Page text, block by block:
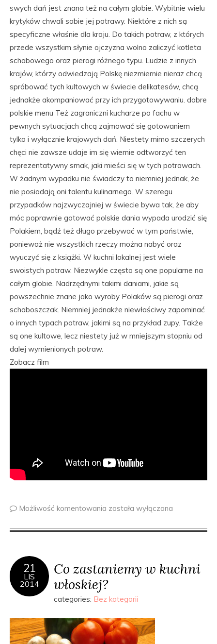
swych dań jest znana też na całym globie. Wybitnie wielu
krytyków chwali sobie jej potrawy. Niektóre z nich są
specyficzne właśnie dla kraju. Do takich potraw, z których
przede wszystkim słynie ojczyzna wolno zaliczyć kotleta
schabowego oraz pierogi różnego typu. Ludzie z innych
krajów, którzy odwiedzają Polskę niezmiernie nieraz chcą
spróbować tych kultowych w świecie delikatesów, chcą
jednakże akompaniować przy ich przygotowywaniu. dobre
polskie menu Też zagraniczni kucharze po fachu w
pewnych sytuacjach chcą zajmować się gotowaniem
tylko i wyłącznie krajowych dań. Niestety mimo szczerych
chęci nie zawsze udaje im się wiernie odtworzyć ten
reprezentatywny smak, jaki mieści się w tych potrawach.
W żadnym wypadku nie świadczy to niemniej jednak, że
nie posiadają oni talentu kulinarnego. W szeregu
przypadków najzwyczajniej w świecie bywa tak, że aby
móc poprawnie gotować polskie dania wypada urodzić się
Polakiem, bądź też długo przebywać w tym państwie,
ponieważ nie wszystkich rzeczy można nabyć oraz
wyuczyć się z książki. W kuchni lokalnej jest wiele
swoistych potraw. Niezwykle często są one popularne na
całym globie. Nadrzędnymi takimi daniami, jakie są
powszechnie znane jako wyroby Polaków są pierogi oraz
schaboszczak. Niemniej jednakże niewłaściwy zapominać
o innych typach potraw, jakimi są na przykład zupy. Także
są one kultowe, lecz niestety już w mniejszym stopniu od
dalej wymienionych potraw.
Zobacz film
Możliwość komentowania została wyłączona
21
LIS
2014
Co zastaniemy w kuchni
włoskiej?
categories: Bez kategorii